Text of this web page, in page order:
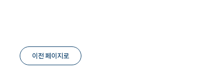
이전 페이지로